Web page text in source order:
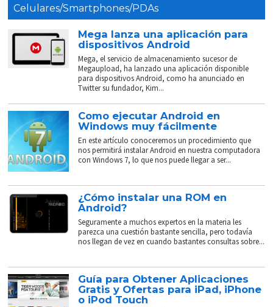
Celulares/Smartphones/PDAs
Mega lanza una aplicación para
dispositivos Android
Mega, el servicio de almacenamiento sucesor de
Megaupload, ha lanzado una aplicación disponible
para dispositivos Android, como ha anunciado en
Twitter su fundador, Kim...
Como ejecutar Android en
Windows muy fácilmente
En este artículo conoceremos un procedimiento que
nos permitirá instalar Android en nuestra computadora
con Windows 7, lo que nos puede llegar a ser...
¿Cómo instalar una ROM en
Android?
Seguramente a muchos expertos en la materia les
parezca una cuestión bastante sencilla, pero todavía
nos llegan de vez en cuando bastantes consultas sobre...
Guía para Obtener Aplicaciones
Gratis y Ofertas para iPad, iPhone
o iPod Touch